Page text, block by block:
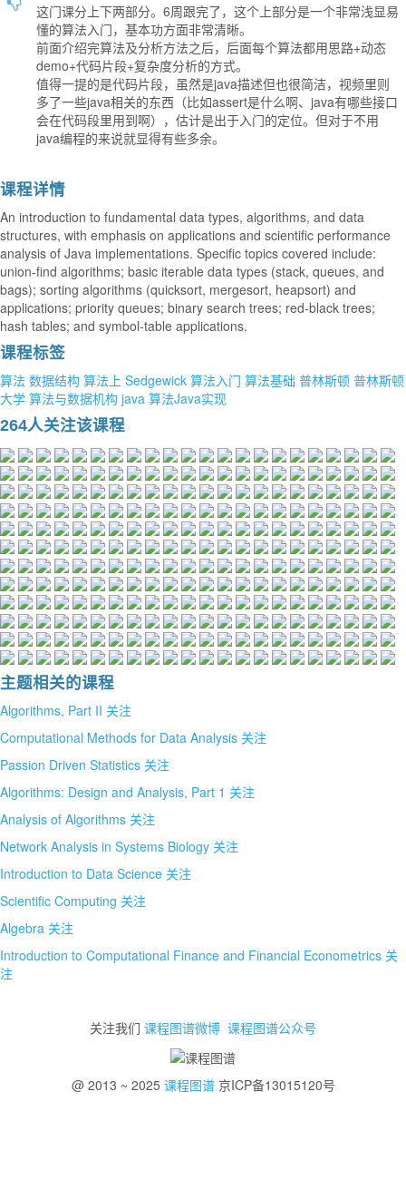
这门课分上下两部分。6周跟完了，这个上部分是一个非常浅显易
懂的算法入门，基本功方面非常清晰。
前面介绍完算法及分析方法之后，后面每个算法都用思路+动态
demo+代码片段+复杂度分析的方式。
值得一提的是代码片段，虽然是java描述但也很简洁，视频里则
多了一些java相关的东西（比如assert是什么啊、java有哪些接口
会在代码段里用到啊），估计是出于入门的定位。但对于不用
java编程的来说就显得有些多余。
课程详情
An introduction to fundamental data types, algorithms, and data
structures, with emphasis on applications and scientific performance
analysis of Java implementations. Specific topics covered include:
union-find algorithms; basic iterable data types (stack, queues, and
bags); sorting algorithms (quicksort, mergesort, heapsort) and
applications; priority queues; binary search trees; red-black trees;
hash tables; and symbol-table applications.
课程标签
算法 数据结构 算法上 Sedgewick 算法入门 算法基础 普林斯顿 普林斯顿
大学 算法与数据机构 java 算法Java实现
264人关注该课程
主题相关的课程
Algorithms, Part II 关注
Computational Methods for Data Analysis 关注
Passion Driven Statistics 关注
Algorithms: Design and Analysis, Part 1 关注
Analysis of Algorithms 关注
Network Analysis in Systems Biology 关注
Introduction to Data Science 关注
Scientific Computing 关注
Algebra 关注
Introduction to Computational Finance and Financial Econometrics 关
注
关注我们 课程图谱微博 课程图谱公众号
@ 2013 ~ 2025 课程图谱京ICP备13015120号